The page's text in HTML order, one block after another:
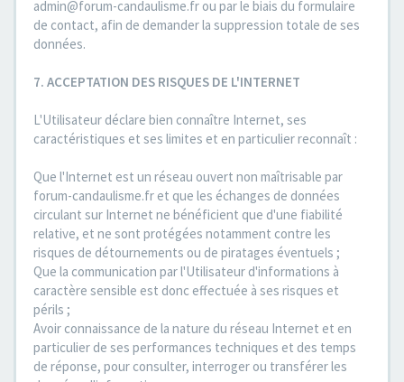
admin@forum-candaulisme.fr ou par le biais du formulaire
de contact, afin de demander la suppression totale de ses
données.
7. ACCEPTATION DES RISQUES DE L'INTERNET
L'Utilisateur déclare bien connaître Internet, ses
caractéristiques et ses limites et en particulier reconnaît :
Que l'Internet est un réseau ouvert non maîtrisable par
forum-candaulisme.fr et que les échanges de données
circulant sur Internet ne bénéficient que d'une fiabilité
relative, et ne sont protégées notamment contre les
risques de détournements ou de piratages éventuels ;
Que la communication par l'Utilisateur d'informations à
caractère sensible est donc effectuée à ses risques et
périls ;
Avoir connaissance de la nature du réseau Internet et en
particulier de ses performances techniques et des temps
de réponse, pour consulter, interroger ou transférer les